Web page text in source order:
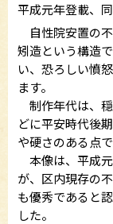
平成元年登載、
自性院安置の
矧造という構造
い、恐ろしい憤
ます。
制作年代は、
どに平安時代後
や硬さのある点
本像は、平成
が、区内現存の
も優秀であると
した。